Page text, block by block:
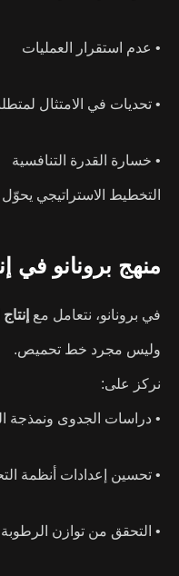
• عدم استقرار العمليات
• تحديات في الامتثال
• خسارة القدرة التنافسية
التخطيط الاستراتيجي
منهج برونانو في
في برونانو، نتعامل مع
وليس مجرد خط تحميص.
نركز على:
• دراسات الجدوى ونمذجة
• تحسين إعدادات أنظمة
• التحقق من توازن الرطوبة